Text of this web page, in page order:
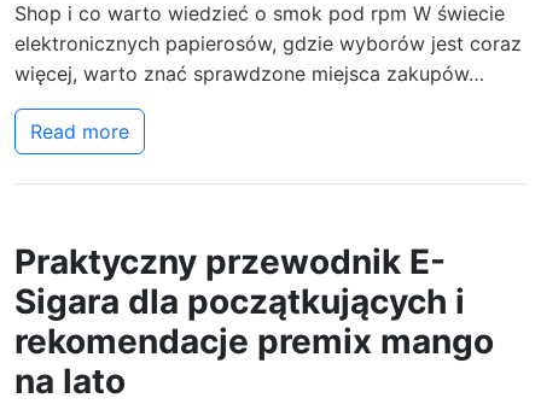
Shop i co warto wiedzieć o smok pod rpm W świecie
elektronicznych papierosów, gdzie wyborów jest coraz
więcej, warto znać sprawdzone miejsca zakupów…
Read more
Praktyczny przewodnik E-
Sigara dla początkujących i
rekomendacje premix mango
na lato